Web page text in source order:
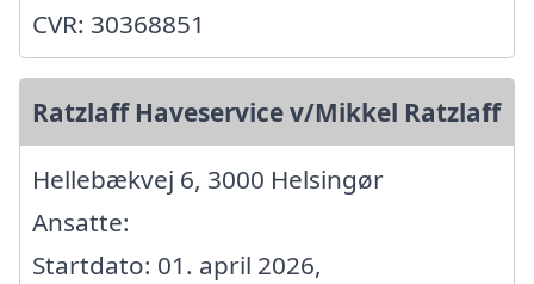
CVR: 30368851
Ratzlaff Haveservice v/Mikkel Ratzlaff
Hellebækvej 6, 3000 Helsingør
Ansatte:
Startdato: 01. april 2026,